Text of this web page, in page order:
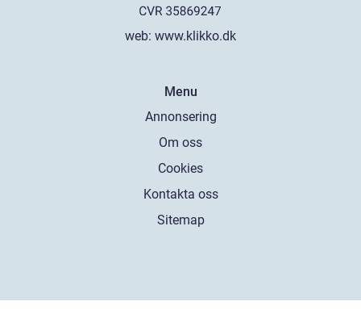
web: www.klikko.dk
Menu
Annonsering
Om oss
Cookies
Kontakta oss
Sitemap